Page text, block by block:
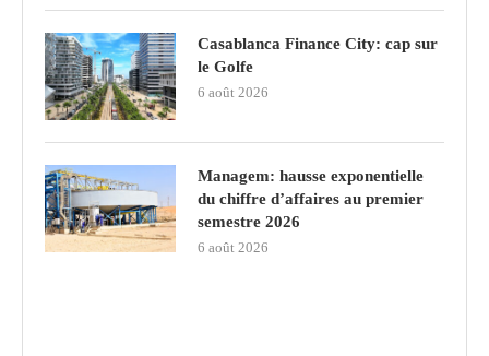
Casablanca Finance City: cap sur
le Golfe
6 août 2026
Managem: hausse exponentielle
du chiffre d’affaires au premier
semestre 2026
6 août 2026